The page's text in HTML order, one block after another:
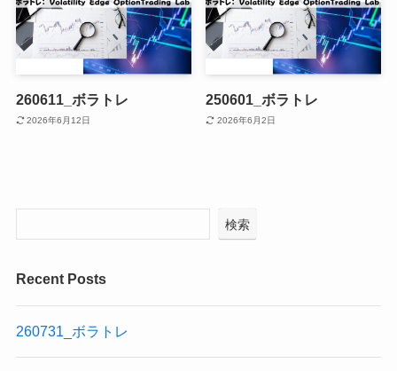
260611_ボラトレ
2026年6月12日
250601_ボラトレ
2026年6月2日
検索
Recent Posts
260731_ボラトレ